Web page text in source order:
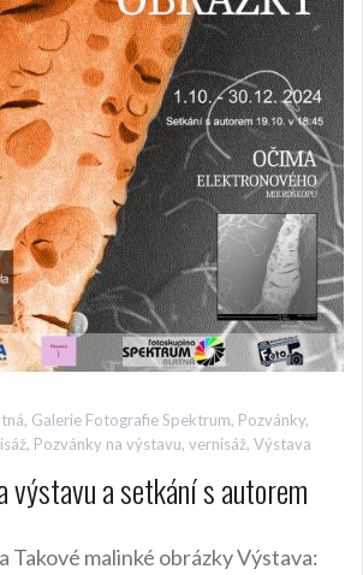
, Galerie Fotografie Spektrum, Pozvánky,
, Pozvánky na výstavu, vernisáž, Výstava
výstavu a setkání s autorem
Takové malinké obrázky Výstava: